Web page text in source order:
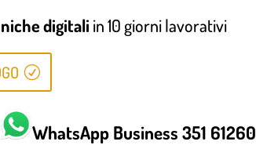
digitali in 10 giorni lavorativi
WhatsApp Business 351